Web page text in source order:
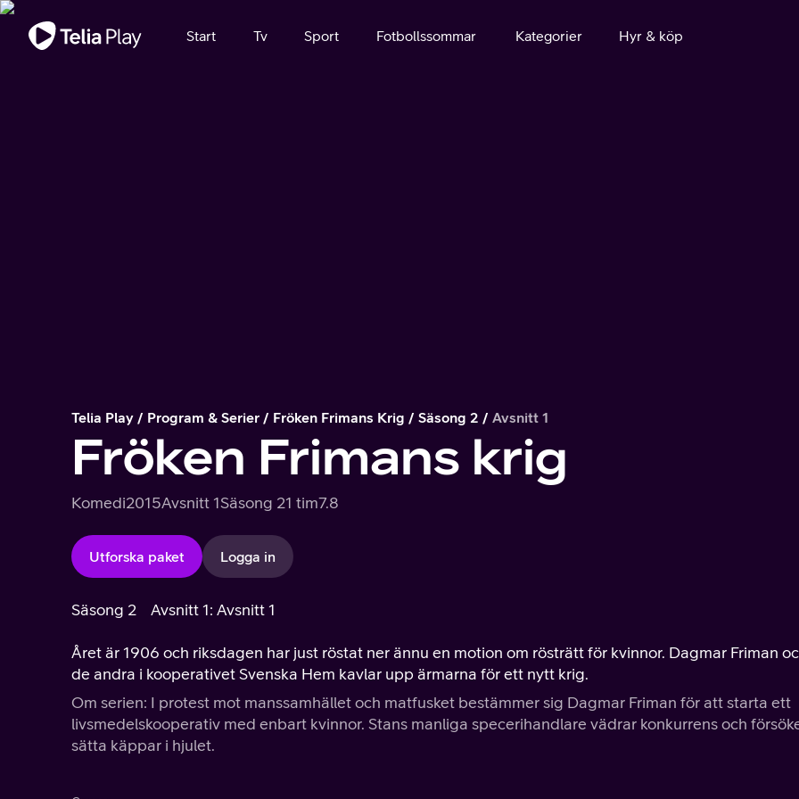
Viktigt meddelande
Start Tv Sport Fotbollssommar Kategorier Hyr & köp
Telia Play Program & Serier Fröken Frimans Krig Säsong 2 Avsnitt 1
Fröken Frimans krig
Komedi2015Avsnitt 1Säsong 21 tim7.8
Utforska paket Logga in
Säsong 2 Avsnitt 1: Avsnitt 1
Året är 1906 och riksdagen har just röstat ner ännu en motion om rösträtt för kvinnor. Dagmar Friman
de andra i kooperativet Svenska Hem kavlar upp ärmarna för ett nytt krig.
Om serien: I protest mot manssamhället och matfusket bestämmer sig Dagmar Friman för att starta ett
livsmedelskooperativ med enbart kvinnor. Stans manliga specerihandlare vädrar konkurrens och
sätta käppar i hjulet.